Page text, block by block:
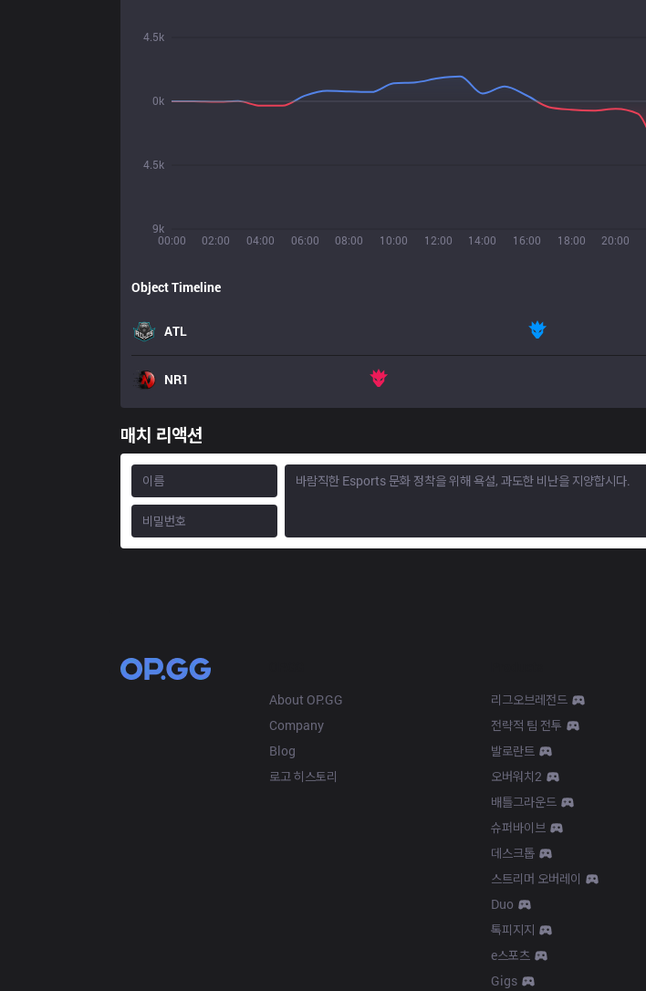
00:00 02:00 04:00 06:00 08:00 10:00 12:00 14:00 16:00 18:00 20:00
9k
4.5k
0k
4.5k
Object Timeline
ATL
NR1
매치 리액션
About OP.GG
Company
Blog
로고 히스토리
리그오브레전드
전략적 팀 전투
발로란트
오버워치2
배틀그라운드
슈퍼바이브
데스크톱
스트리머 오버레이
Duo
톡피지지
e스포츠
Gigs